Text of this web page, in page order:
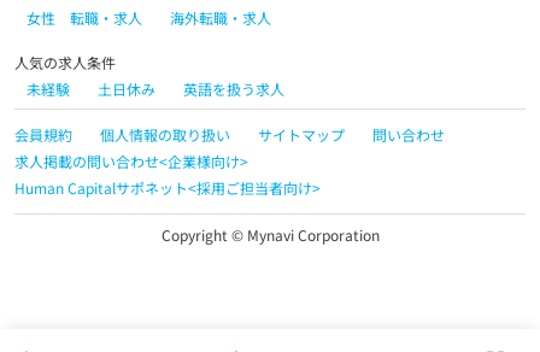
女性 転職・求人
海外転職・求人
人気の求人条件
未経験
土日休み 英語を扱う求人
会員規約 個人情報の取り扱い サイトマップ
問い合わせ
求人掲載の問い合わせ<企業様向け>
Human Capitalサポネット<採用ご担当者向け>
Copyright © Mynavi Corporation